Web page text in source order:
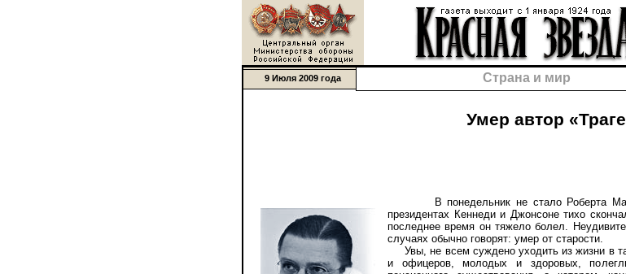
9 Июля 2009 года Страна и мир
Умер автор
В понедельник не стало Роберта
президентах Кеннеди и Джонсоне тихо
последнее время он тяжело болел.
случаях обычно говорят: умер от старости.
Увы, не всем суждено уходить из жизни в
и офицеров, молодых и здоровых,